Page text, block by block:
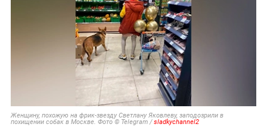
Женщину, похожую на фрик-звезду Светлану Яковлеву, заподозрили в
похищении собак в Москве. Фото © Telegram /sladkychannel2